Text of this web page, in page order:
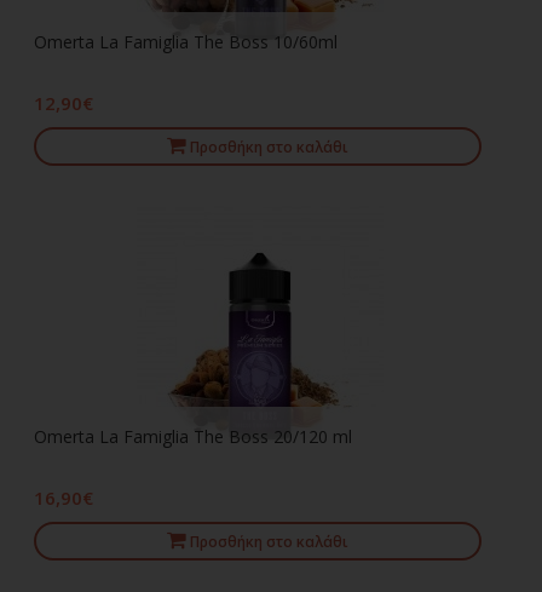
Omerta La Famiglia The Boss 10/60ml
12,90€
Προσθήκη στο καλάθι
Omerta La Famiglia The Boss 20/120 ml
16,90€
Προσθήκη στο καλάθι